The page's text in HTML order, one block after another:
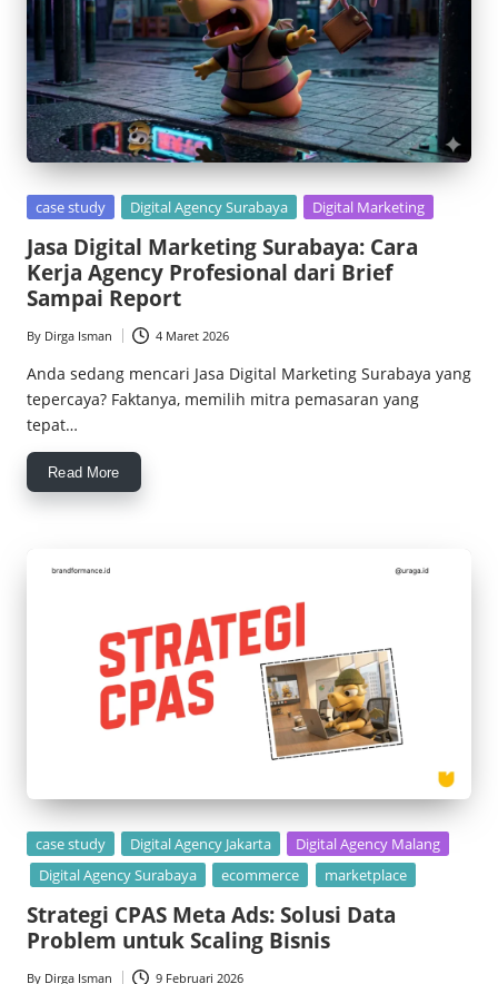
Posted
case study Digital Agency Surabaya Digital Marketing
Jasa Digital Marketing Surabaya: Cara
Kerja Agency Profesional dari Brief
Sampai Report
Posted
by
By Dirga Isman 4 Maret 2026
Anda sedang mencari Jasa Digital Marketing Surabaya yang
tepercaya? Faktanya, memilih mitra pemasaran yang
tepat…
Read More
Posted
in
case study Digital Agency Jakarta
Digital Agency Malang
Digital Agency Surabaya
ecommerce marketplace
Strategi CPAS Meta Ads: Solusi Data
Problem untuk Scaling Bisnis
By Dirga Isman 9 Februari 2026